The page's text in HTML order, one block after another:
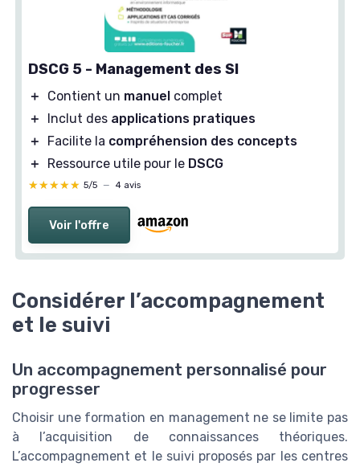
DSCG 5 - Management des SI
＋ Contient un manuel complet
＋
Inclut des applications pratiques
＋
Facilite la compréhension des concepts
＋
Ressource utile pour le DSCG
★★★★★
★★★★★ 5/5 — 4 avis
Voir l'offre
Considérer l’accompagnement
et le suivi
Un accompagnement personnalisé pour
progresser
Choisir une formation en management ne se limite pas
à l’acquisition de connaissances théoriques.
L’accompagnement et le suivi proposés par les centres